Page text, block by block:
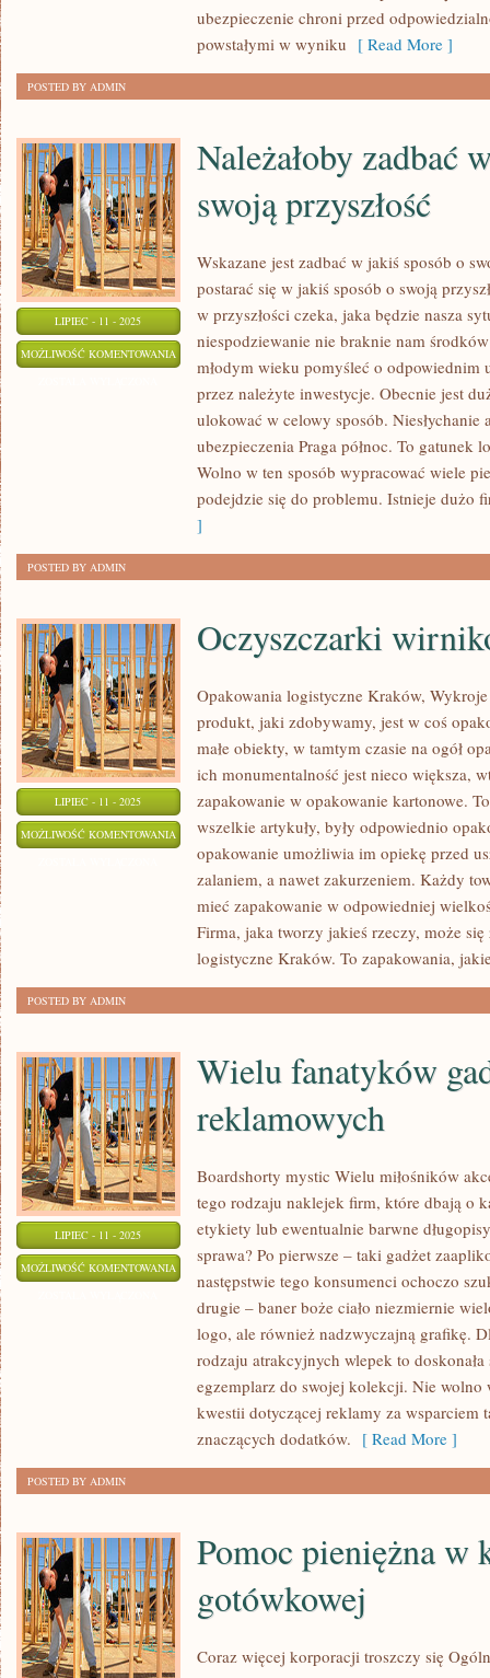
DZIAŁAŁ,
MUSI
POSTARAĆ
SIĘ
KONKRETNĄ
ubezpieczenie chroni przed
powstałymi w wyniku [ Read More ]
POSTED BY ADMIN
LIPIEC - 11 - 2025
MOŻLIWOŚĆ KOMENTOWANIA NALEŻAŁOBY
SWOJĄ
Należałoby zadbać
swoją przyszłość
Wskazane jest zadbać w jakiś sposób o
postarać się w jakiś sposób o swoją
w przyszłości czeka, jaka będzie nasza
niespodziewanie nie braknie nam
młodym wieku pomyśleć o odpowiednim
przez należyte inwestycje. Obecnie jest
ulokować w celowy sposób. Niesłychanie
ubezpieczenia Praga północ. To gatunek
Wolno w ten sposób wypracować wiele
podejdzie się do problemu. Istnieje dużo
]
POSTED BY ADMIN
LIPIEC - 11 - 2025
MOŻLIWOŚĆ KOMENTOWANIA OCZYSZCZARKI
WIRNIKOWE
Oczyszczarki
Opakowania logistyczne Kraków,
produkt, jaki zdobywamy, jest w coś
małe obiekty, w tamtym czasie na ogół
ich monumentalność jest nieco większa,
zapakowanie w opakowanie kartonowe.
wszelkie artykuły, były odpowiednio
opakowanie umożliwia im opiekę przed
zalaniem, a nawet zakurzeniem. Każdy
mieć zapakowanie w odpowiedniej
Firma, jaka tworzy jakieś rzeczy, może
logistyczne Kraków. To zapakowania,
POSTED BY ADMIN
LIPIEC - 11 - 2025
MOŻLIWOŚĆ KOMENTOWANIA WIELU
FANATYKÓW
GADŻETÓW
Wielu fanatyków
reklamowych
Boardshorty mystic Wielu miłośników
tego rodzaju naklejek firm, które dbają o
etykiety lub ewentualnie barwne
sprawa? Po pierwsze – taki gadżet
następstwie tego konsumenci ochoczo
drugie – baner boże ciało niezmiernie
logo, ale również nadzwyczajną grafikę.
rodzaju atrakcyjnych wlepek to
egzemplarz do swojej kolekcji. Nie
kwestii dotyczącej reklamy za wsparciem
znaczących dodatków. [ Read More ]
POSTED BY ADMIN
Pomoc pieniężna w
gotówkowej
Coraz więcej korporacji troszczy się